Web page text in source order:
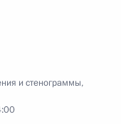
и стенограммы,